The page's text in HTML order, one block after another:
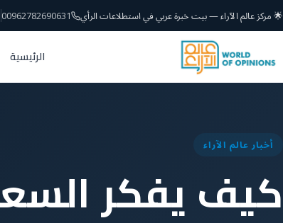
🌟 مركز عالم الآراء — بيت خبرة عربي في استطلاعات الرأي 00962782690631
الرئيسية
أخبار عالم الآراء
كيف يفكر